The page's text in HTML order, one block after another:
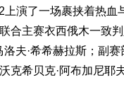
演了一场裹挟着热血
合主赛衣西俄木一致
夫·希希赫拉斯；副
克希贝克·阿布加尼耶